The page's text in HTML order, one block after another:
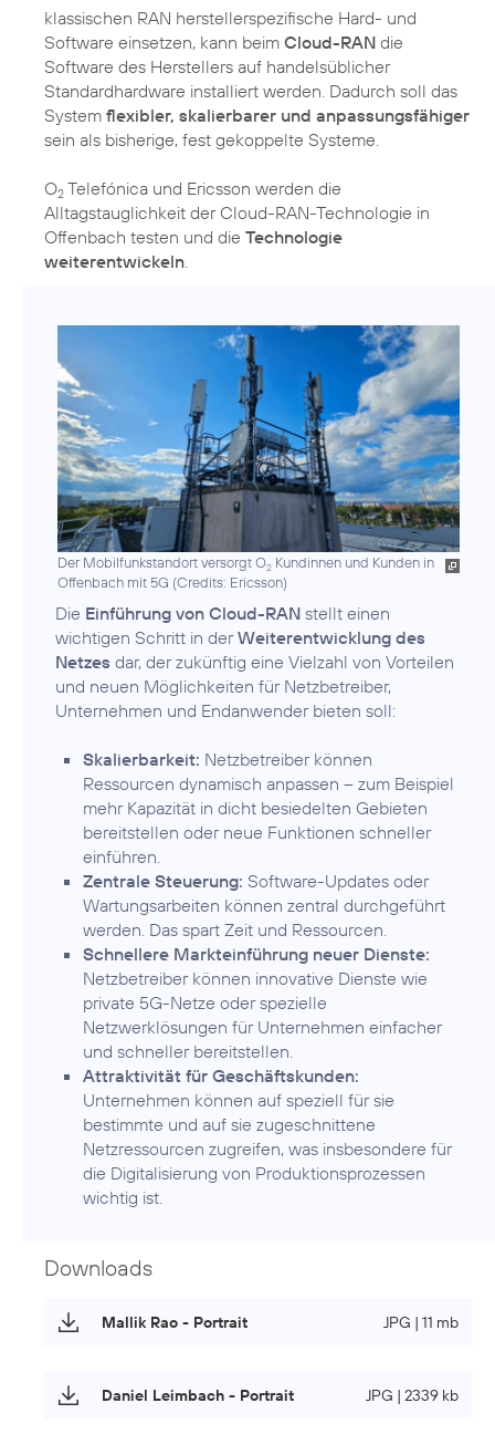
klassischen RAN herstellerspezifische Hard- und
Software einsetzen, kann beim Cloud-RAN die
Software des Herstellers auf handelsüblicher
Standardhardware installiert werden. Dadurch soll das
System flexibler, skalierbarer und anpassungsfähiger
sein als bisherige, fest gekoppelte Systeme.
O2 Telefónica und Ericsson werden die
Alltagstauglichkeit der Cloud-RAN-Technologie in
Offenbach testen und die Technologie
weiterentwickeln
Der Mobilfunkstandort versorgt O2 Kundinnen und Kunden in
Offenbach mit 5G (Credits: Ericsson)
Die Einführung von Cloud-RAN stellt einen
wichtigen Schritt in derWeiterentwicklung des
Netzes dar, der zukünftig eine Vielzahl von Vorteilen
und neuen Möglichkeiten für Netzbetreiber,
Unternehmen und Endanwender bieten soll:
Skalierbarkeit: Netzbetreiber können
Ressourcen dynamisch anpassen – zum Beispiel
mehr Kapazität in dicht besiedelten Gebieten
bereitstellen oder neue Funktionen schneller
einführen.
Zentrale Steuerung: Software-Updates oder
Wartungsarbeiten können zentral durchgeführt
werden. Das spart Zeit und Ressourcen.
Schnellere Markteinführung neuer Dienste:
Netzbetreiber können innovative Dienste wie
private 5G-Netze oder spezielle
Netzwerklösungen für Unternehmen einfacher
und schneller bereitstellen.
Attraktivität für Geschäftskunden:
Unternehmen können auf speziell für sie
bestimmte und auf sie zugeschnittene
Netzressourcen zugreifen, was insbesondere für
die Digitalisierung von Produktionsprozessen
wichtig ist.
Downloads
Mallik Rao - Portrait JPG | 11 mb
Daniel Leimbach - Portrait JPG | 2339 kb